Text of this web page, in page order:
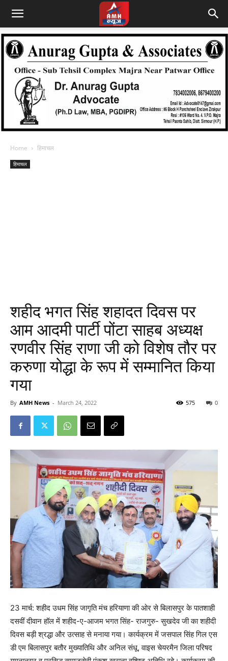
Home हिमाचल
हिमाचल
शहीद भगत सिंह शहादत दिवस पर
आम आदमी पार्टी पोंटा साहब अध्यक्ष
रणवीर सिंह राणा जी को विशेष तौर पर
करुणा योद्धा के रूप में सम्मानित किया
गया
By AMH News - March 24, 2022 0
575
23 मार्च: शहीद उधम सिंह जागृति मंच हरियाणा की ओर से बिलासपुर के पातशाही
दसवीं दीवान हॉल में शहीद-ए-आजम भगत सिंह- राजगुरु- सुखदेव जी का शहीदी
दिवस बड़ी श्रद्धा और उत्साह से मनाया गया। कार्यक्रम में जसपाल सिंह गिल एस
डी एम बिलासपुर बतौर मुख्यातिथि और अनिल संधू, वाइस चेयरमैन जिला परिषद